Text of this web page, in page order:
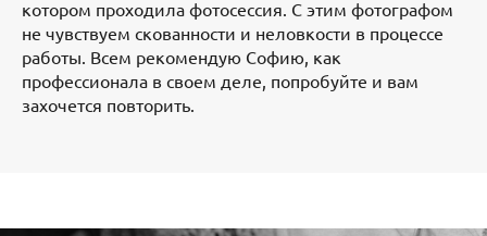
котором проходила фотосессия. С этим фотографом
не чувствуем скованности и неловкости в процессе
работы. Всем рекомендую Софию, как
профессионала в своем деле, попробуйте и вам
захочется повторить.